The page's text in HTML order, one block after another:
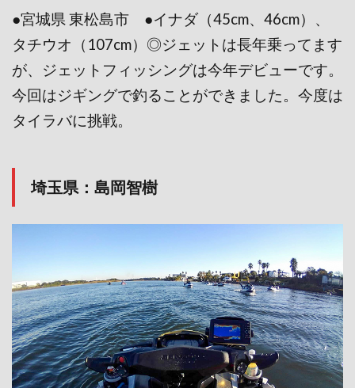
●宮城県 東松島市 ●イナダ（45cm、46cm）、
タチウオ（107cm）◎ジェットは長年乗ってます
が、ジェットフィッシングは今年デビューです。
今回はジギングで釣ることができました。今度は
タイラバに挑戦。
埼玉県：島岡智樹